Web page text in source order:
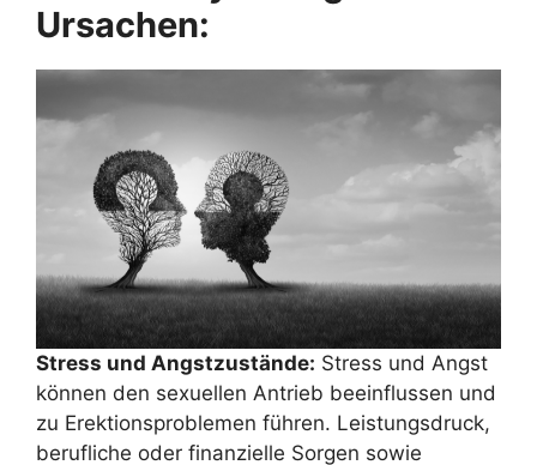
Ursachen:
Stress und Angstzustände: Stress und Angst
können den sexuellen Antrieb beeinflussen und
zu Erektionsproblemen führen. Leistungsdruck,
berufliche oder finanzielle Sorgen sowie